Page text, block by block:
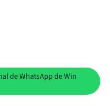
de WhatsApp de Win